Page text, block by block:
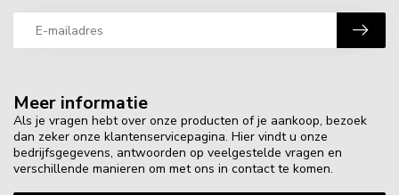
Meer informatie
Als je vragen hebt over onze producten of je aankoop, bezoek
dan zeker onze klantenservicepagina. Hier vindt u onze
bedrijfsgegevens, antwoorden op veelgestelde vragen en
verschillende manieren om met ons in contact te komen.